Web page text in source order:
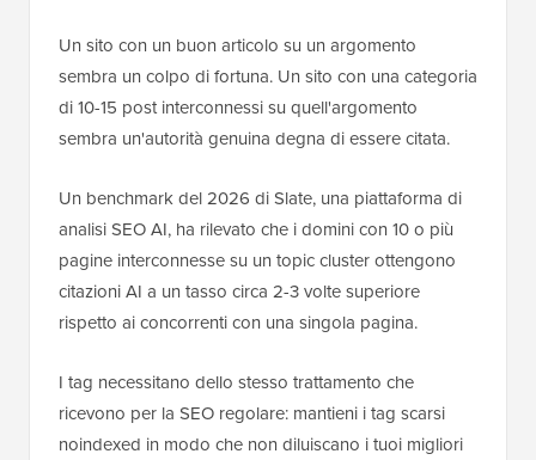
Un sito con un buon articolo su un argomento
sembra un colpo di fortuna. Un sito con una categoria
di 10-15 post interconnessi su quell'argomento
sembra un'autorità genuina degna di essere citata.
Un benchmark del 2026 di Slate, una piattaforma di
analisi SEO AI, ha rilevato che i domini con 10 o più
pagine interconnesse su un topic cluster ottengono
citazioni AI a un tasso circa 2-3 volte superiore
rispetto ai concorrenti con una singola pagina.
I tag necessitano dello stesso trattamento che
ricevono per la SEO regolare: mantieni i tag scarsi
noindexed in modo che non diluiscano i tuoi migliori